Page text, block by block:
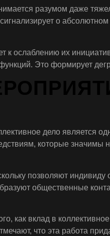
разумом даже
о
к ослаблению их
Это формирует
дело
которые
позволяют индивиду
общественные
как вклад в
что эта работа